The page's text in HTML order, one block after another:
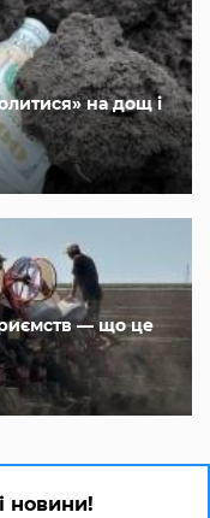
на дощ і
— що це
новини!